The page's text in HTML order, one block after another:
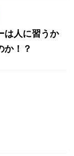
は人に習うか
か！？